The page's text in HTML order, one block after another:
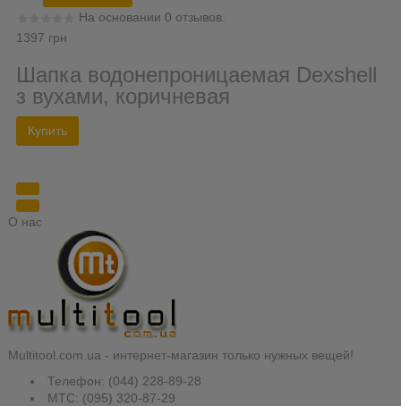
На основании 0 отзывов.
1397 грн
Шапка водонепроницаемая Dexshell
з вухами, коричневая
О нас
Multitool.com.ua - интернет-магазин только нужных вещей!
Телефон: (044) 228-89-28
MTC: (095) 320-87-29